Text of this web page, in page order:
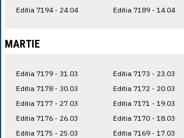
Editia 7194 - 24.04
Editia 7189 - 14.04
MARTIE
Editia 7179 - 31.03
Editia 7178 - 30.03
Editia 7177 - 27.03
Editia 7176 - 26.03
Editia 7175 - 25.03
Editia 7173 - 23.03
Editia 7172 - 20.03
Editia 7171 - 19.03
Editia 7170 - 18.03
Editia 7169 - 17.03